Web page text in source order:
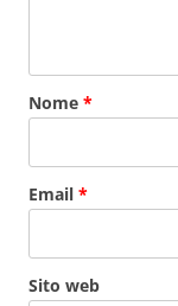
Nome *
Email *
Sito web